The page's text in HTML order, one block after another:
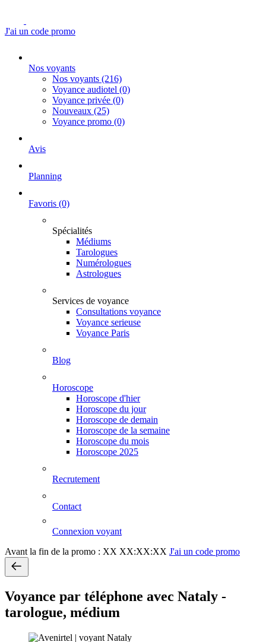
J'ai un code promo
Nos voyants
Nos voyants (216)
Voyance audiotel (0)
Voyance privée (0)
Nouveaux (25)
Voyance promo (0)
Avis
Planning
Favoris (0)
Spécialités
Médiums
Tarologues
Numérologues
Astrologues
Services de voyance
Consultations voyance
Voyance serieuse
Voyance Paris
Blog
Horoscope
Horoscope d'hier
Horoscope du jour
Horoscope de demain
Horoscope de la semaine
Horoscope du mois
Horoscope 2025
Recrutement
Contact
Connexion voyant
Avant la fin de la promo : XX XX:XX:XX J'ai un code promo
Voyance par téléphone avec Nataly -
tarologue, médium